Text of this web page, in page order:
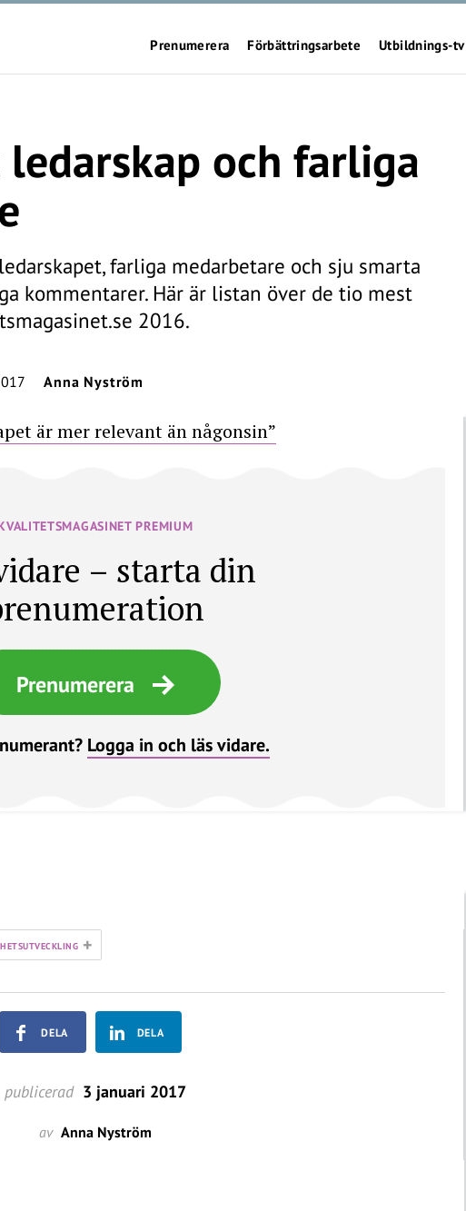
Prenumerera Förbättringsarbete Utbildnings-tv
och farliga
farliga medarbetare och sju smarta
kommentarer. Här är listan över de tio mest
2016.
Anna Nyström
är mer relevant än någonsin”
PREMIUM
– starta din
Prenumerera
Logga in och läs vidare.
+
DELA DELA
publicerad 3 januari 2017
av Anna Nyström